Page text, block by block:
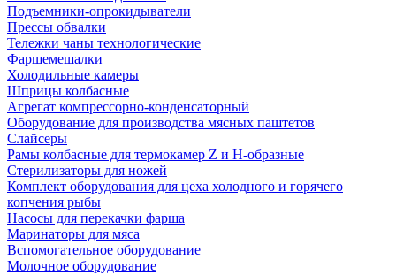
Подъемники-опрокидыватели
Прессы обвалки
Тележки чаны технологические
Фаршемешалки
Холодильные камеры
Шприцы колбасные
Агрегат компрессорно-конденсаторный
Оборудование для производства мясных паштетов
Слайсеры
Рамы колбасные для термокамер Z и H-образные
Стерилизаторы для ножей
Комплект оборудования для цеха холодного и горячего
копчения рыбы
Насосы для перекачки фарша
Маринаторы для мяса
Вспомогательное оборудование
Молочное оборудование